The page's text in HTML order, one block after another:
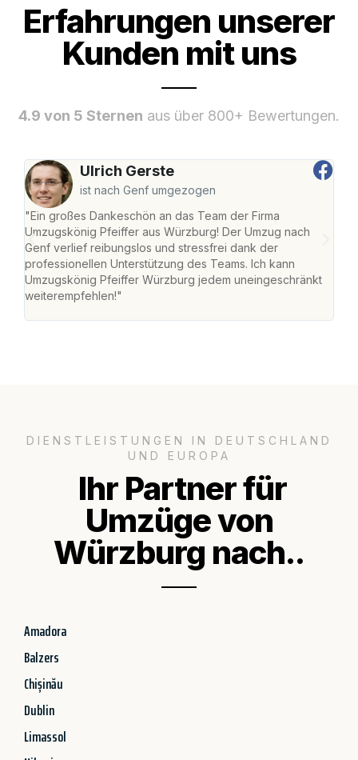
Erfahrungen unserer
Kunden mit uns
4.9 von 5 Sternen aus über 800+ Bewertungen.
Ulrich Gerste
ist nach Genf umgezogen
"Ein großes Dankeschön an das Team der Firma
Umzugskönig Pfeiffer aus Würzburg! Der Umzug nach
Genf verlief reibungslos und stressfrei dank der
professionellen Unterstützung des Teams. Ich kann
Umzugskönig Pfeiffer Würzburg jedem uneingeschränkt
weiterempfehlen!"
DIENSTLEISTUNGEN IN DEUTSCHLAND
UND EUROPA
Ihr Partner für
Umzüge von
Würzburg nach..
Amadora
Balzers
Chișinău
Dublin
Limassol